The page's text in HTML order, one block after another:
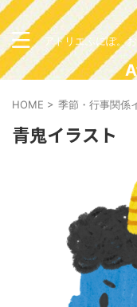
アトリエふにぽ。
HOME > 季節・行事関係
青鬼イラスト